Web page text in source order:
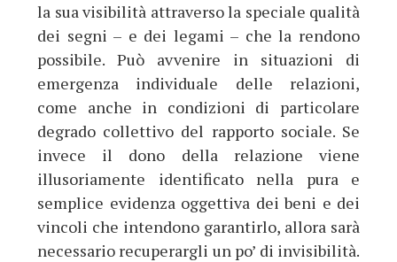
la sua visibilità attraverso la speciale qualità
dei segni – e dei legami – che la rendono
possibile. Può avvenire in situazioni di
emergenza individuale delle relazioni,
come anche in condizioni di particolare
degrado collettivo del rapporto sociale. Se
invece il dono della relazione viene
illusoriamente identificato nella pura e
semplice evidenza oggettiva dei beni e dei
vincoli che intendono garantirlo, allora sarà
necessario recuperargli un po’ di invisibilità.